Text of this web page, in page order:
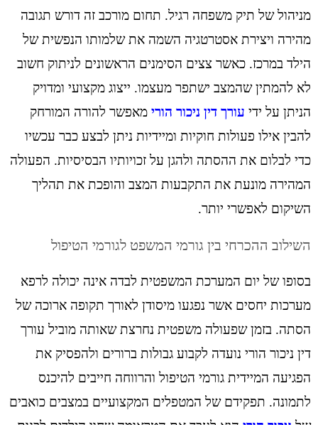
מניהול של תיק משפחה רגיל. תחום מורכב זה דורש תגובה
מהירה ויצירת אסטרטגיה השמה את שלמותו הנפשית של
הילד במרכז. כאשר צצים הסימנים הראשונים לניתוק חשוב
לא להמתין שהמצב ישתפר מעצמו. ייצוג מקצועי ומדויק
הניתן על ידי עורך דין ניכור הורי מאפשר להורה המורחק
להבין אילו פעולות חוקיות ומיידיות ניתן לבצע כבר עכשיו
כדי לבלום את ההסתה ולהגן על זכויותיו הבסיסיות. הפעולה
המהירה מונעת את התקבעות המצב והופכת את תהליך
השיקום לאפשרי יותר.
השילוב ההכרחי בין גורמי המשפט לגורמי הטיפול
בסופו של יום המערכת המשפטית לבדה אינה יכולה לרפא
מערכות יחסים אשר נפגעו מיסודן לאורך תקופה ארוכה של
הסתה. בזמן שפעולה משפטית נחרצת שאותה מוביל עורך
דין ניכור הורי נועדה לקבוע גבולות ברורים ולהפסיק את
הפגיעה המיידית גורמי הטיפול והרווחה חייבים להיכנס
לתמונה. תפקידם של המטפלים המקצועיים במצבים כואבים